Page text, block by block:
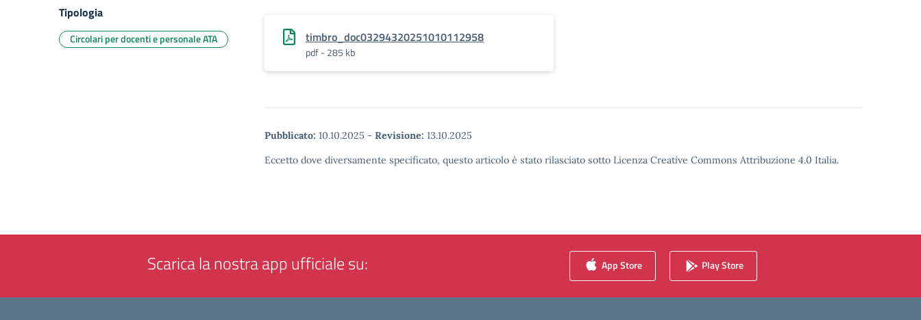
timbro_doc03294320251010112958
pdf - 285 kb
Pubblicato: 10.10.2025 - Revisione: 13.10.2025
Eccetto dove diversamente specificato, questo articolo è stato rilasciato sotto Licenza Creative Commons Attribuzione 4.0 Italia.
Tipologia
Circolari per docenti e personale ATA
Scarica la nostra app ufficiale su: App Store Play Store